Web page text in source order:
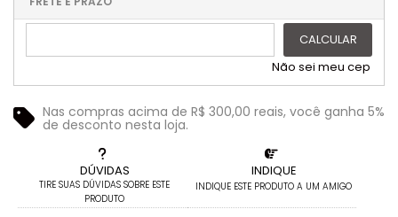
DÚVIDAS
TIRE SUAS DÚVIDAS SOBRE ESTE
PRODUTO
INDIQUE
INDIQUE ESTE PRODUTO A UM AMIGO
Nas compras acima de R$ 300,00 reais, você ganha 5%
de desconto nesta loja.
.
CALCULAR
Não sei meu cep